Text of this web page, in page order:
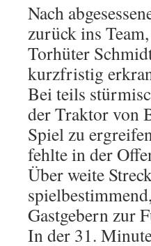
Nach
zurück ins
Torhüter
kurzfristig
Bei teils
der Traktor von
Spiel zu
fehlte in der
Über weite
Gastgebern zur
In der 31.